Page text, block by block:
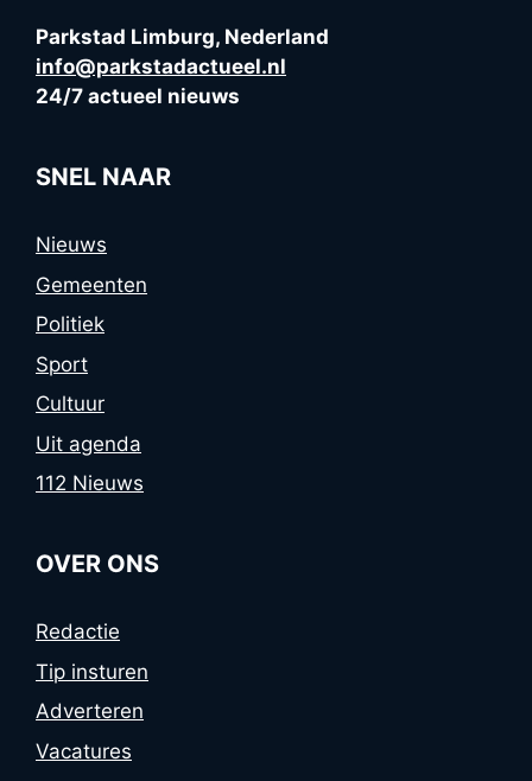
Parkstad Limburg, Nederland
info@parkstadactueel.nl
24/7 actueel nieuws
SNEL NAAR
Nieuws
Gemeenten
Politiek
Sport
Cultuur
Uit agenda
112 Nieuws
OVER ONS
Redactie
Tip insturen
Adverteren
Vacatures